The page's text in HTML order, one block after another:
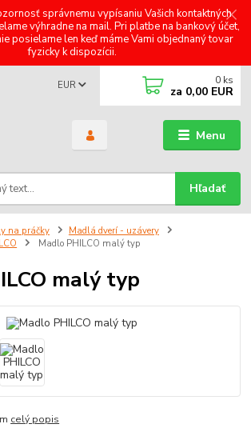
správnemu vypísaniu Vašich kontaktných
výhradne na mail. Pri platbe na bankový účet,
posielame len keď máme Vami objednaný tovar
fyzicky k dispozícii.
Menu
EUR
Hľadať
0 ks
za 0,00 EUR
na práčky
Madlá dverí - uzávery
Madlo PHILCO malý typ
malý typ
celý popis